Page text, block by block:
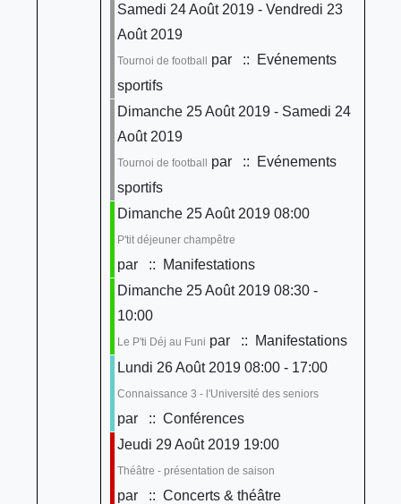
Samedi 24 Août 2019 - Vendredi 23
Août 2019
Tournoi de football par
:: Evénements
sportifs
Dimanche 25 Août 2019 - Samedi 24
Août 2019
Tournoi de football par
:: Evénements
sportifs
Dimanche 25 Août 2019 08:00
P'tit déjeuner champêtre
par
:: Manifestations
Dimanche 25 Août 2019 08:30 -
10:00
Le P'ti Déj au Funi par
:: Manifestations
Lundi 26 Août 2019 08:00 - 17:00
Connaissance 3 - l'Université des seniors
par
:: Conférences
Jeudi 29 Août 2019 19:00
Théâtre - présentation de saison
par :: Concerts & théâtre